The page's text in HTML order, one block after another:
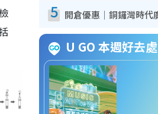
5
U GO 本週好去處